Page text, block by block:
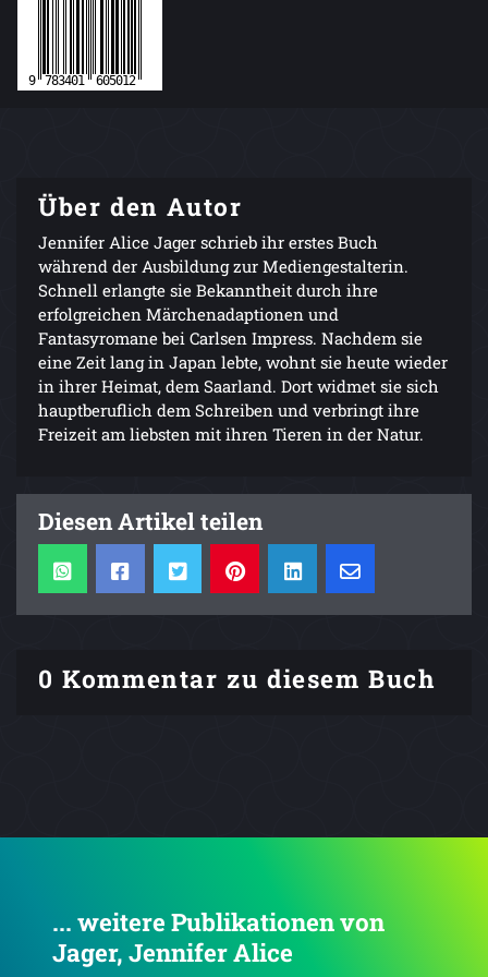
Über den Autor
Jennifer Alice Jager schrieb ihr erstes Buch
während der Ausbildung zur Mediengestalterin.
Schnell erlangte sie Bekanntheit durch ihre
erfolgreichen Märchenadaptionen und
Fantasyromane bei Carlsen Impress. Nachdem sie
eine Zeit lang in Japan lebte, wohnt sie heute wieder
in ihrer Heimat, dem Saarland. Dort widmet sie sich
hauptberuflich dem Schreiben und verbringt ihre
Freizeit am liebsten mit ihren Tieren in der Natur.
Diesen Artikel teilen
0 Kommentar zu diesem Buch
... weitere Publikationen von
Jager, Jennifer Alice